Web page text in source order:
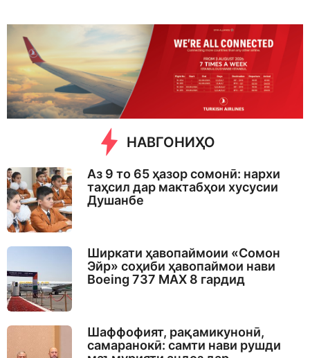
g
o
НАВГОНИҲО
Аз 9 то 65 ҳазор сомонӣ: нархи
таҳсил дар мактабҳои хусусии
Душанбе
Ширкати ҳавопаймоии «Сомон
Эйр» соҳиби ҳавопаймои нави
Boeing 737 MAX 8 гардид
Шаффофият, рақамикунонӣ,
самаранокӣ: самти нави рушди